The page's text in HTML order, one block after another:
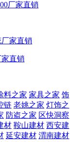
厂家直销
直销
料之家 家具之家 饰
链 老姚之家 灯饰之
防盗之家 区快洞察
材 鞍山建材 西安建
延安建材 渭南建材